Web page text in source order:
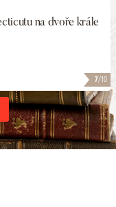
7/10
na dvoře krále